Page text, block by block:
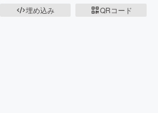
埋め込み
QRコード